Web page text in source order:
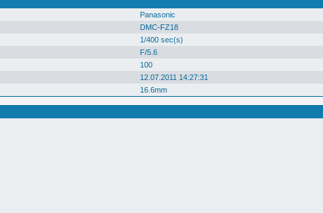
Panasonic
DMC-FZ18
1/400 sec(s)
F/5.6
100
12.07.2011 14:27:31
16.6mm